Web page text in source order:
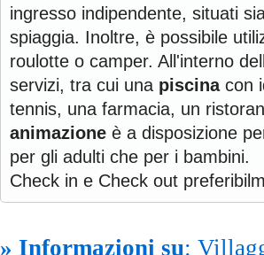
ingresso indipendente, situati
spiaggia. Inoltre, è possibile
roulotte o camper. All'interno
servizi, tra cui una piscinacon
tennis, una farmacia, un
animazione è a disposizione
per gli adulti che per i bambini.
Check in e Check out
» Informazioni su: